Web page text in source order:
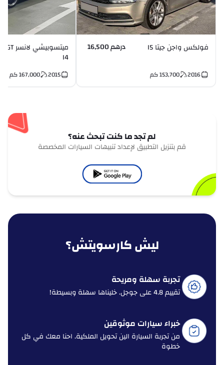
فولكس واجن جيتا I5 درهم 16,500
2016
153,700كم
ميتسوبيشي لانسر GT
I4
2015
167,000كم
لم تجد ما كنت تبحث عنه؟
قم بتنزيل التطبيق لإعداد تنبيهات السيارات المخصصة
ليش كارسويتش؟
تجربة سهلة ومريحة
تقييم 4.8 على جوجل. خليناها سهلة وبسيطة!
خبراء سيارات موثوقين
من تجربة السيارة الين تحويل الملكية. احنا معك في كل
خطوة